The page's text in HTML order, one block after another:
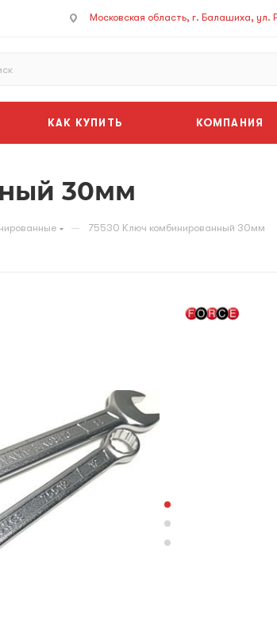
Московская область, г. Балашиха, ул.
КАК КУПИТЬ КОМПАНИЯ
30мм
— 75530 Ключ комбинированный 30мм